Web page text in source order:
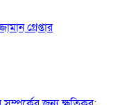
গ্রেপ্তার